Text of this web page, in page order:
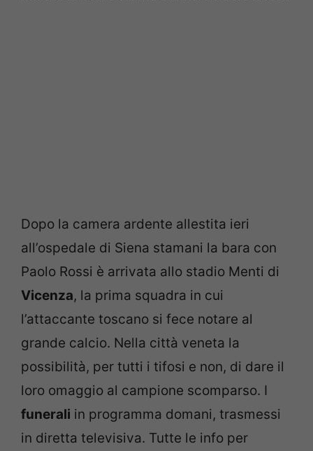
Dopo la camera ardente allestita ieri
all’ospedale di Siena stamani la bara con
Paolo Rossi è arrivata allo stadio Menti di
Vicenza, la prima squadra in cui
l’attaccante toscano si fece notare al
grande calcio. Nella città veneta la
possibilità, per tutti i tifosi e non, di dare il
loro omaggio al campione scomparso. I
funerali in programma domani, trasmessi
in diretta televisiva. Tutte le info per